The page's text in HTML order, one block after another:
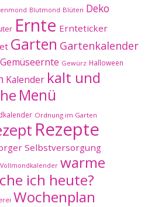
Blutmond Blüten Deko
Ernte Ernteticker
Garten Gartenkalender
Gemüseernte Gewürz Halloween
Kalender kalt und
Menü
Ordnung im Garten
Rezepte
Selbstversorgung
Vollmondkalender warme
ich heute?
Wochenplan